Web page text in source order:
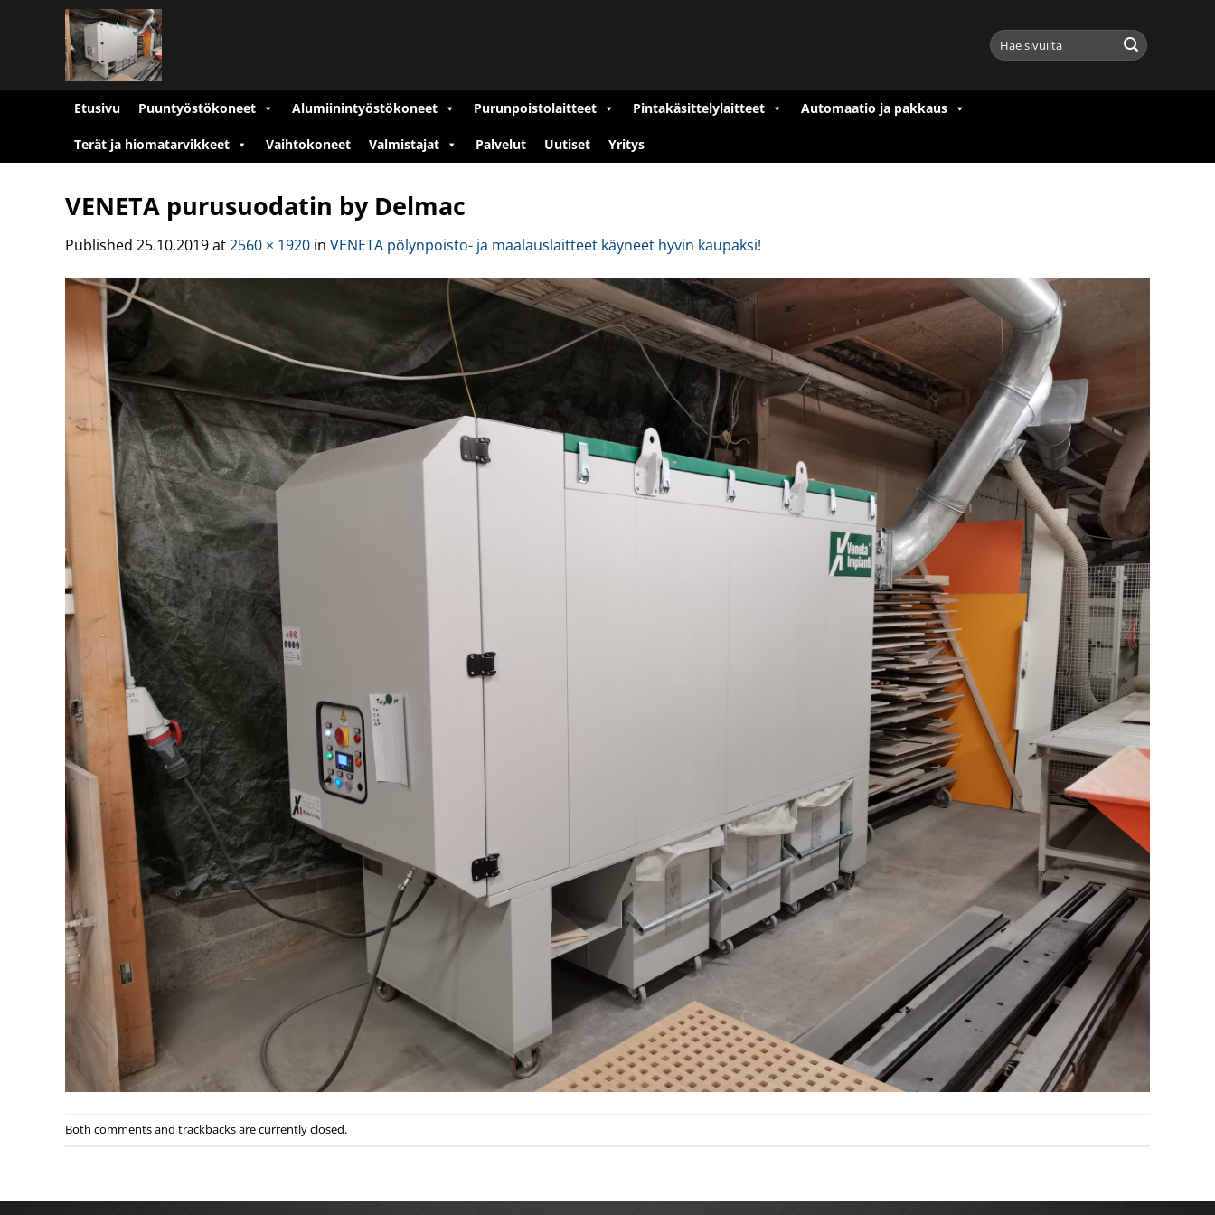
Etsi:
Etusivu Puuntyöstökoneet Alumiinintyöstökoneet Purunpoistolaitteet Pintakäsittelylaitteet Automaatio ja pakkaus
Terät ja hiomatarvikkeet Vaihtokoneet Valmistajat Palvelut Uutiset Yritys
VENETA purusuodatin by Delmac
Published 25.10.2019at2560 × 1920 in VENETA pölynpoisto- ja maalauslaitteet käyneet hyvin kaupaksi!
Both comments and trackbacks are currently closed.